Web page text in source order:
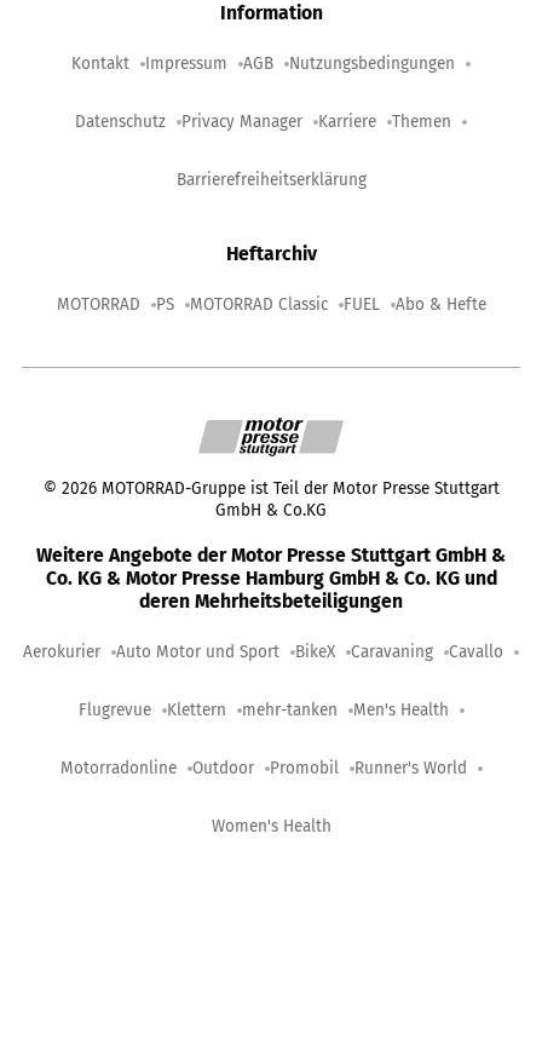
Information
Kontakt Impressum AGB Nutzungsbedingungen
Datenschutz Privacy Manager Karriere Themen
Barrierefreiheitserklärung
Heftarchiv
MOTORRAD PS MOTORRAD Classic FUEL Abo & Hefte
© 2026 MOTORRAD-Gruppe ist Teil der Motor Presse Stuttgart
GmbH & Co.KG
Weitere Angebote der Motor Presse Stuttgart GmbH &
Co. KG & Motor Presse Hamburg GmbH & Co. KG und
deren Mehrheitsbeteiligungen
Aerokurier Auto Motor und Sport BikeX Caravaning Cavallo
Flugrevue Klettern mehr-tanken Men's Health
Motorradonline Outdoor Promobil Runner's World
Women's Health